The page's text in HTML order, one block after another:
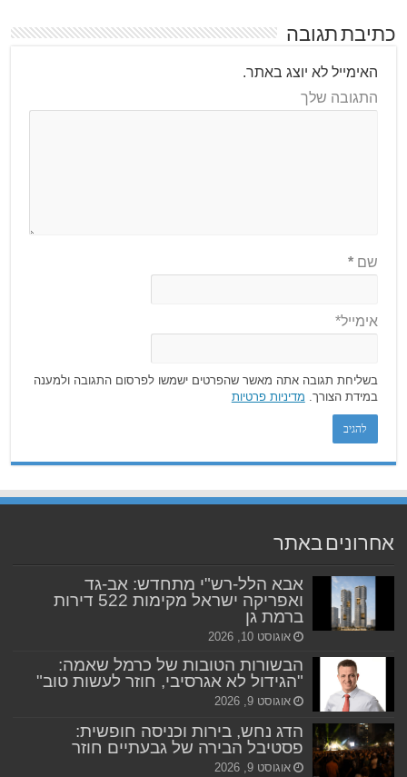
כתיבת תגובה
האימייל לא יוצג באתר.
התגובה שלך
שם*
אימייל*
בשליחת תגובה אתה מאשר שהפרטים ישמשו לפרסום התגובה ולמענה
במידת הצורך. מדיניות פרטיות
אחרונים באתר
אבא הלל-רש"י מתחדש: אב-גד
ואפריקה ישראל מקימות 522 דירות
ברמת גן
אוגוסט 10, 2026
הבשורות הטובות של כרמל שאמה:
"הגידול לא אגרסיבי, חוזר לעשות טוב"
אוגוסט 9, 2026
הדג נחש, בירות וכניסה חופשית:
פסטיבל הבירה של גבעתיים חוזר
אוגוסט 9, 2026